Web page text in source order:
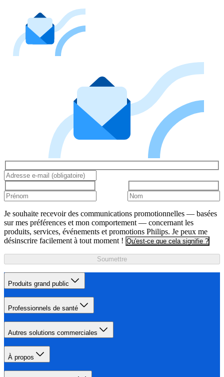
Je souhaite recevoir des communications promotionnelles — basées
sur mes préférences et mon comportement — concernant les
produits, services, événements et promotions Philips. Je peux me
désinscrire facilement à tout moment ! Qu'est-ce que cela signifie ?
Soumettre
Produits grand public
Professionnels de santé
Autres solutions commerciales
À propos